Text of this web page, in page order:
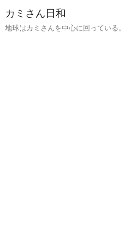
カミさん日和
地球はカミさんを中心に回っている。